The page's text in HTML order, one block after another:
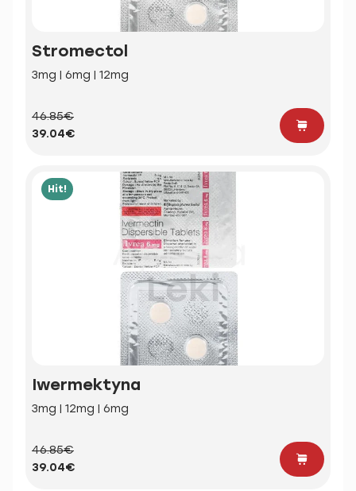
Stromectol
3mg | 6mg | 12mg
46.85€
39.04€
Hit!
Iwermektyna
3mg | 12mg | 6mg
46.85€
39.04€